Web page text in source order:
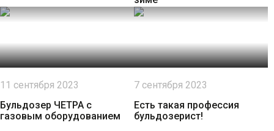
11 сентября 2023
Бульдозер ЧЕТРА с
газовым оборудованием
7 сентября 2023
Есть такая профессия
бульдозерист!